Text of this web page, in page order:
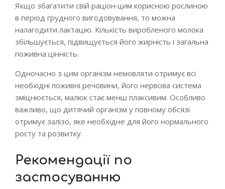
Якщо збагатити свій раціон цим корисною рослиною
в період грудного вигодовування, то можна
налагодити лактацію. Кількість виробленого молока
збільшується, підвищується його жирність і загальна
поживна цінність.
Одночасно з цим організм немовляти отримує всі
необхідні поживні речовини, його нервова система
зміцнюється, малюк стає менш плаксивим. Особливо
важливо, що дитячий організм у повному обсязі
отримує залізо, яке необхідне для його нормального
росту та розвитку.
Рекомендації по
застосуванню